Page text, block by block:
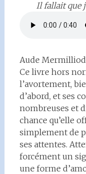
Il fallait que
Aude
Ce livre hors
l’avortement,
d’abord, et ses
nombreuses et
chance qu’elle
simplement de
ses attentes.
forcément un
une forme